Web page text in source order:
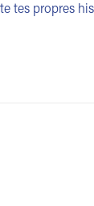
tes propres